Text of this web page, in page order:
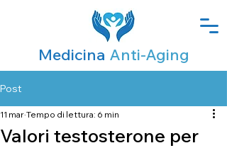
Medicina Anti-Aging
Post
Valori testosterone per
11 mar Tempo di lettura: 6 min